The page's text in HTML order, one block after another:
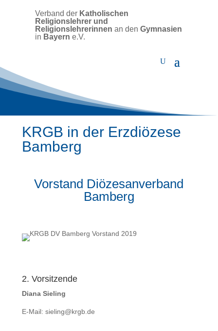
Verband der Katholischen
Religionslehrer und
Religionslehrerinnen an den Gymnasien
in Bayern e.V.
KRGB in der Erzdiözese
Bamberg
Vorstand Diözesanverband
Bamberg
2. Vorsitzende
Diana Sieling
E-Mail: sieling@krgb.de